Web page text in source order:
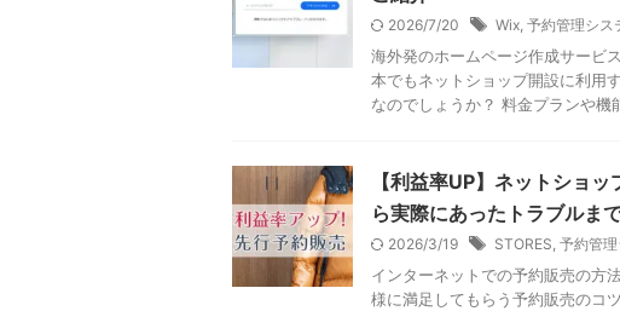
2026/7/20 Wix 予約管理シス
海外発のホームページ作成サービ
本でもネットショップ開設に利用
なのでしょうか？ 料金プランや機
【利益率UP】ネットショ
ら実際にあったトラブルま
2026/3/19 STORES 予約管
インターネットでの予約販売の方
様に満足してもらう予約販売のコ